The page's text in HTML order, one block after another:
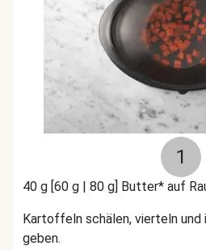
1
40 g [60 g | 80 g] Butter* auf
Kartoffeln schälen, vierteln und
geben.